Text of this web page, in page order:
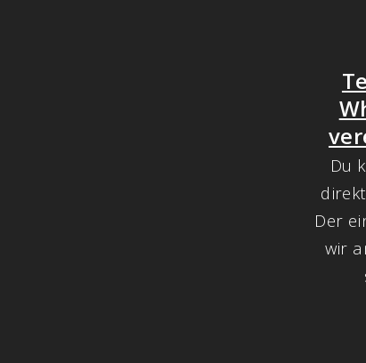
Du
Der
wir